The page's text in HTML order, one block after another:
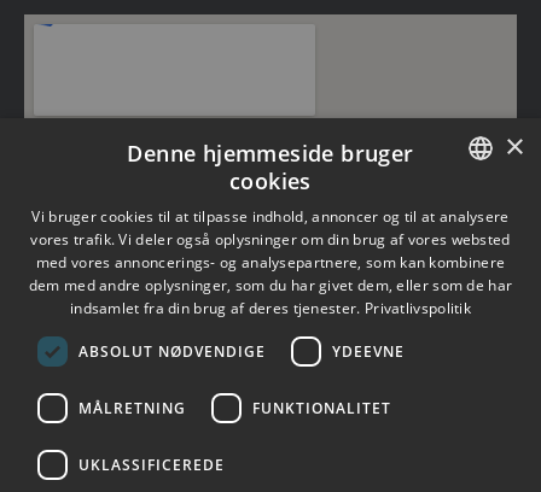
DANISH
ENGLISH
×
Denne hjemmeside bruger
cookies
Vi bruger cookies til at tilpasse indhold, annoncer og til at analysere
vores trafik. Vi deler også oplysninger om din brug af vores websted
med vores annoncerings- og analysepartnere, som kan kombinere
dem med andre oplysninger, som du har givet dem, eller som de har
indsamlet fra din brug af deres tjenester. Privatlivspolitik
ABSOLUT NØDVENDIGE YDEEVNE
MÅLRETNING FUNKTIONALITET
UKLASSIFICEREDE